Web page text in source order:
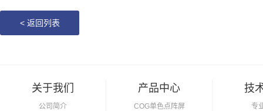
< 返回列表
关于我们
公司简介
产品中心
COG单色点阵屏
技
专